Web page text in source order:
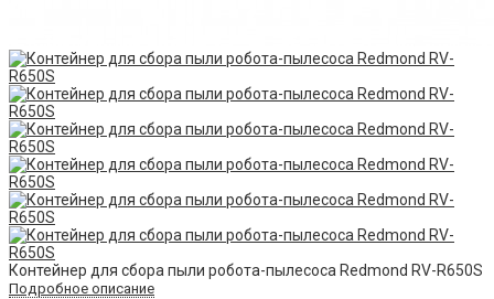
​Контейнер для сбора пыли робота-пылесоса Redmond RV-R650S​
Подробное описание